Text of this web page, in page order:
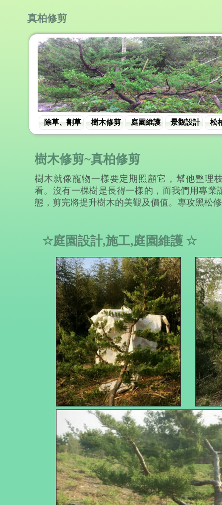
真柏修剪
除草、割草 樹木修剪 庭園維護 景觀設計 松
樹木修剪~真柏修剪
樹木就像寵物一樣要定期照顧它，幫他整理
看。沒有一棵樹是長得一樣的，而我們用專業
態，剪完將提升樹木的美觀及價值。專攻黑松
☆庭園設計,施工,庭園維護 ☆